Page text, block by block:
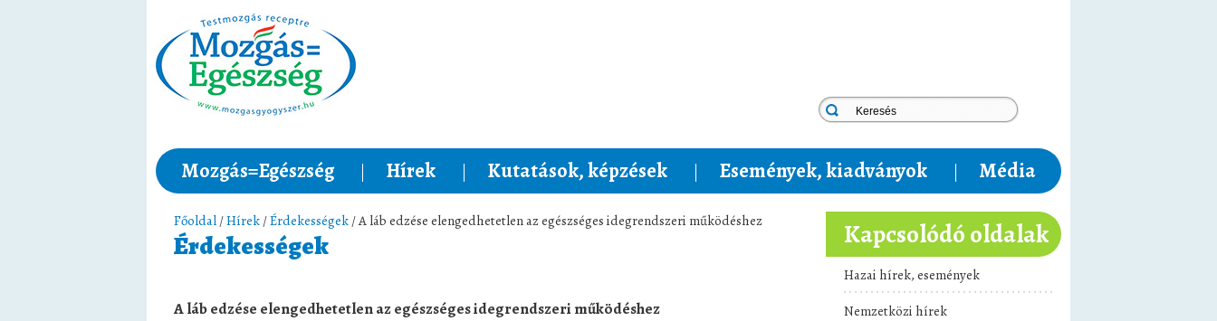
Mozgás=Egészség Hírek Kutatások, képzések Események, kiadványok Média
Főoldal /Hírek /Érdekességek / A láb edzése elengedhetetlen az egészséges idegrendszeri működéshez
Érdekességek
A láb edzése elengedhetetlen az egészséges idegrendszeri működéshez
Kapcsolódó oldalak
Hazai hírek, események
Nemzetközi hírek